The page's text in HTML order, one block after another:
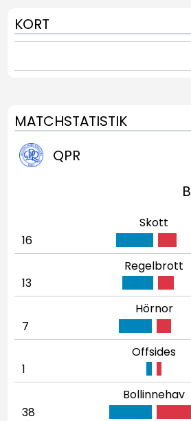
KORT
MATCHSTATISTIK
QPR
Skott
16
Regelbrott
13
Hörnor
7
Offsides
1
Bollinnehav
38